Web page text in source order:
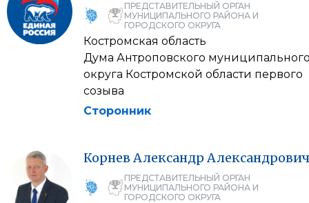
ПРЕДСТАВИТЕЛЬНЫЙ ОРГАН
МУНИЦИПАЛЬНОГО РАЙОНА И
ГОРОДСКОГО ОКРУГА
Костромская область
Дума Антроповского
округа Костромской области первого
созыва
Сторонник
Корнев Александр Александрович
ПРЕДСТАВИТЕЛЬНЫЙ ОРГАН
МУНИЦИПАЛЬНОГО РАЙОНА И
ГОРОДСКОГО ОКРУГА